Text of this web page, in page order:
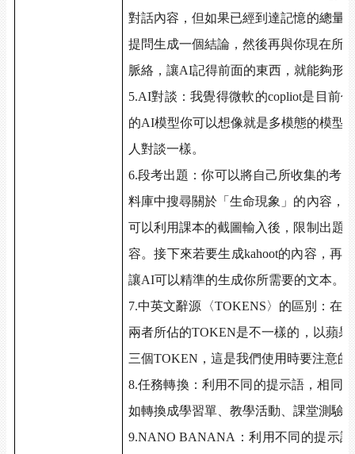
對話內容，但如果已經到達記憶的總量
提問生成一個結論，然後再與你現在所
脈絡，讓AI記得前面的東西，就能夠形
5.AI對談：我覺得微軟的copliot是目前
的AI模型你可以想像就是多模態的模型
人對談一樣。
6.段考出題：你可以將自己所收集的考
料庫中搜尋關於「生命現象」的內容，
可以利用課本的截圖輸入後，限制出題
容。接下來若要生成kahoot的內容，再
讓AI可以精準的生成你所需要的文本。
7.中英文辭源〈TOKENS〉的區別：在
兩者所佔的TOKEN是不一樣的，以蘋
三個TOKEN ，這是我們使用時要注意的
8.任務轉換：利用不同的提示語，相同
如轉換成學習單、教學活動、課堂測驗
9.NANO BANANA ：利用不同的提示